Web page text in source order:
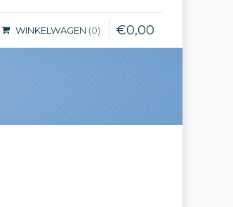
WINKELWAGEN 0 €0,00